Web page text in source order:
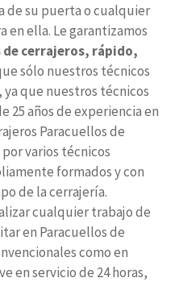
de su puerta o cualquier
ella. Le garantizamos
cerrajeros, rápido,
sólo nuestros técnicos
que nuestros técnicos
25 años de experiencia en
Paracuellos de
varios técnicos
formados y con
de la cerrajería.
cualquier trabajo de
en Paracuellos de
como en
en servicio de 24 horas,